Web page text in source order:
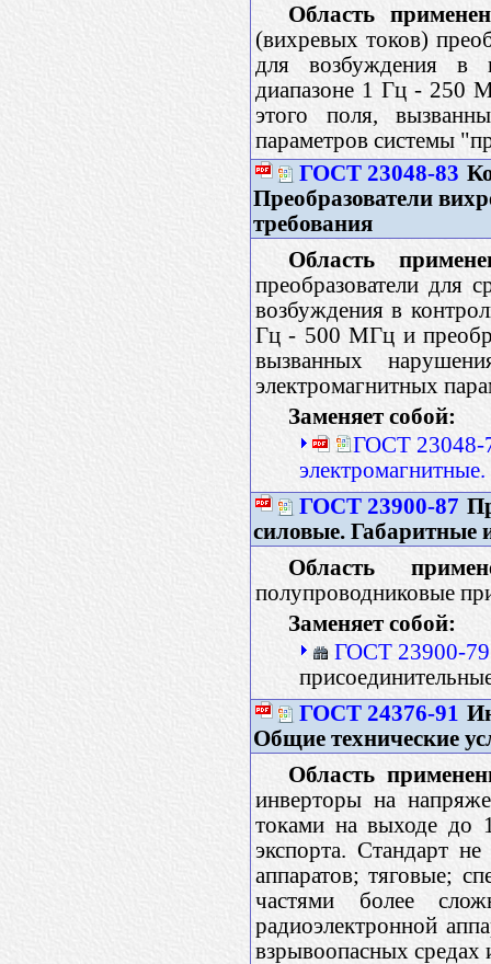
Область
(вихревых токов)
для возбуждения в
диапазоне 1 Гц - 250
этого поля,
параметров системы
ГОСТ 23048-83
Преобразователи
требования
Область
преобразователи для
возбуждения в
Гц - 500 МГц и
вызванных
электромагнитных
Заменяет собой:
ГОСТ 23048-
ГОСТ 23900-87
силовые. Габаритные
Область
полупроводниковые
Заменяет собой:
ГОСТ 23900-79
ГОСТ 24376-91
Общие технические
Область
инверторы на
токами на выходе до
экспорта. Стандарт
аппаратов; тяговые;
частями более
радиоэлектронной
взрывоопасных